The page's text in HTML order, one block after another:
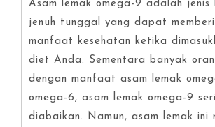
Asam lemak omega-9 adalah jenis
jenuh tunggal yang dapat
manfaat kesehatan ketika
diet Anda. Sementara banyak
dengan manfaat asam lemak
omega-6, asam lemak omega-9
diabaikan. Namun, asam lemak ini